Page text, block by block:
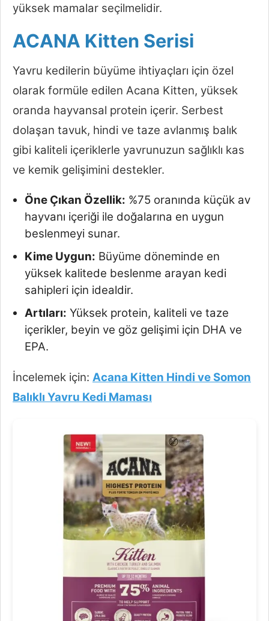
yüksek mamalar seçilmelidir.
ACANA Kitten Serisi
Yavru kedilerin büyüme ihtiyaçları için özel
olarak formüle edilen Acana Kitten, yüksek
oranda hayvansal protein içerir. Serbest
dolaşan tavuk, hindi ve taze avlanmış balık
gibi kaliteli içeriklerle yavrunuzun sağlıklı kas
ve kemik gelişimini destekler.
Öne Çıkan Özellik: %75 oranında küçük av
hayvanı içeriği ile doğalarına en uygun
beslenmeyi sunar.
Kime Uygun: Büyüme döneminde en
yüksek kalitede beslenme arayan kedi
sahipleri için idealdir.
Artıları: Yüksek protein, kaliteli ve taze
içerikler, beyin ve göz gelişimi için DHA ve
EPA.
İncelemek için: Acana Kitten Hindi ve Somon
Balıklı Yavru Kedi Maması